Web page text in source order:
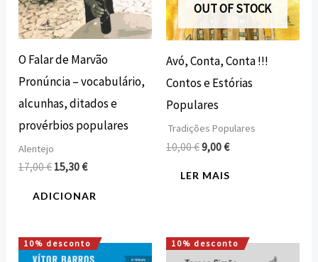
O Falar de Marvão
Pronúncia – vocabulário,
alcunhas, ditados e
provérbios populares
Alentejo
17,00€ 15,30€
ADICIONAR
OUT OF STOCK
Avó, Conta, Conta !!!
Contos e Estórias
Populares
Tradições Populares
10,00€9,00€
LER MAIS
10% desconto
O
O
10% desconto
O
O